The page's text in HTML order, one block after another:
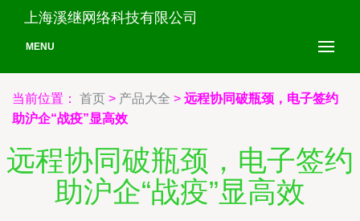
上海溪继网络科技有限公司
MENU
当前位置： 首页 > 产品大全 > 远程协同破瓶颈，电子签约
助沪企“战疫”显高效
远程协同破瓶颈，电子签约
助沪企“战疫”显高效